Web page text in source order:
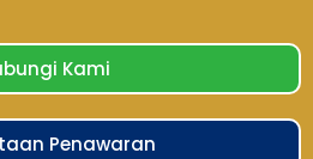
Kami
Penawaran